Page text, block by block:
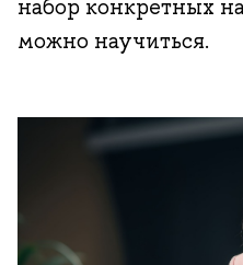
набор конкретных
можно научиться.